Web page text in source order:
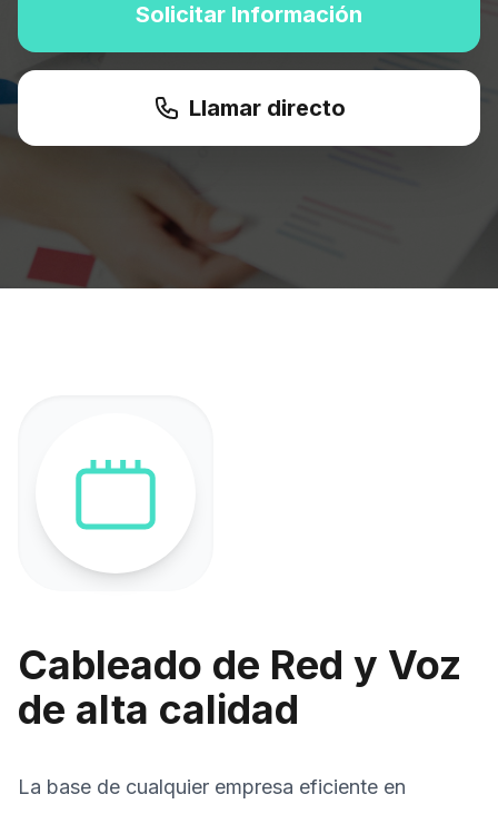
Solicitar Información
Llamar directo
Cableado de Red y Voz
de alta calidad
La base de cualquier empresa eficiente en